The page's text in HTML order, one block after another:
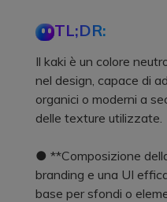
TL;DR:
Il kaki è un colore
nel design, capace di
organici o moderni a
delle texture utilizzate.
● **Composizione
branding e una UI
base per sfondi o